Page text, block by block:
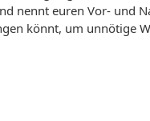
nennt euren Vor- und
könnt, um unnötige